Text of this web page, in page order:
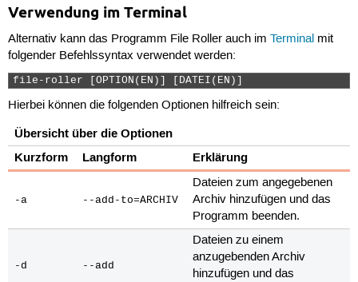
Verwendung im Terminal
Alternativ kann das Programm File Roller auch im Terminalmit
folgender Befehlssyntax verwendet werden:
file-roller [OPTION(EN)] [DATEI(EN)]
Hierbei können die folgenden Optionen hilfreich sein:
Übersicht über die Optionen
Kurzform
Langform Erklärung
-a --add-to=ARCHIV
Dateien zum angegebenen
Archiv hinzufügen und das
Programm beenden.
-d --add
Dateien zu einem
anzugebenden Archiv
hinzufügen und das